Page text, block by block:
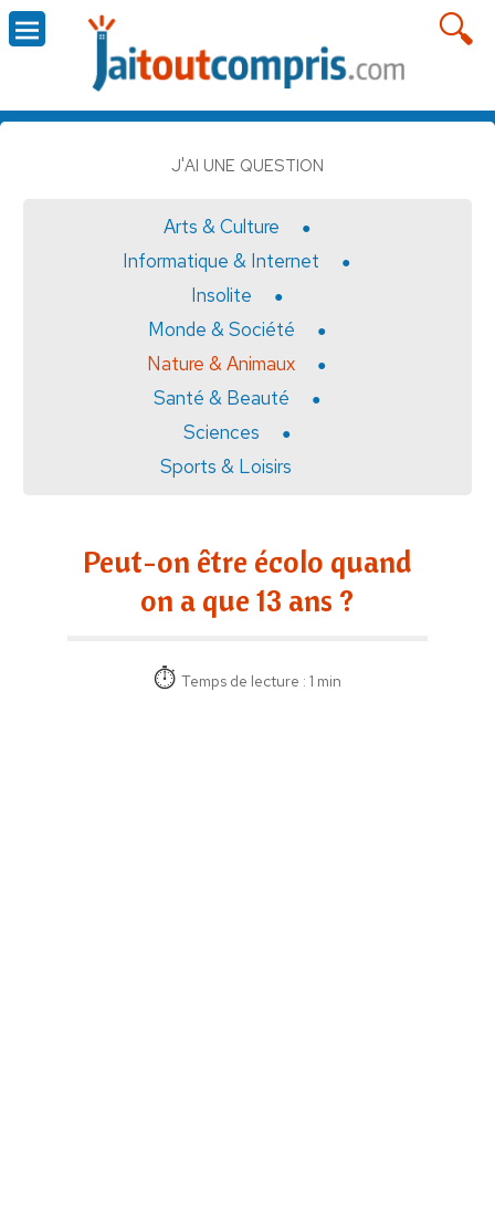
J'AI UNE QUESTION
Arts & Culture
Informatique & Internet
Insolite
Monde & Société
Nature & Animaux
Santé & Beauté
Sciences
Sports & Loisirs
Peut-on être écolo quand
on a que 13 ans ?
Temps de lecture : 1 min